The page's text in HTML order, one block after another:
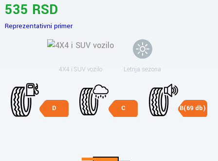
535 RSD
Reprezentativni primer
4X4 i SUV vozilo Letnja sezona
D C B(69 db)